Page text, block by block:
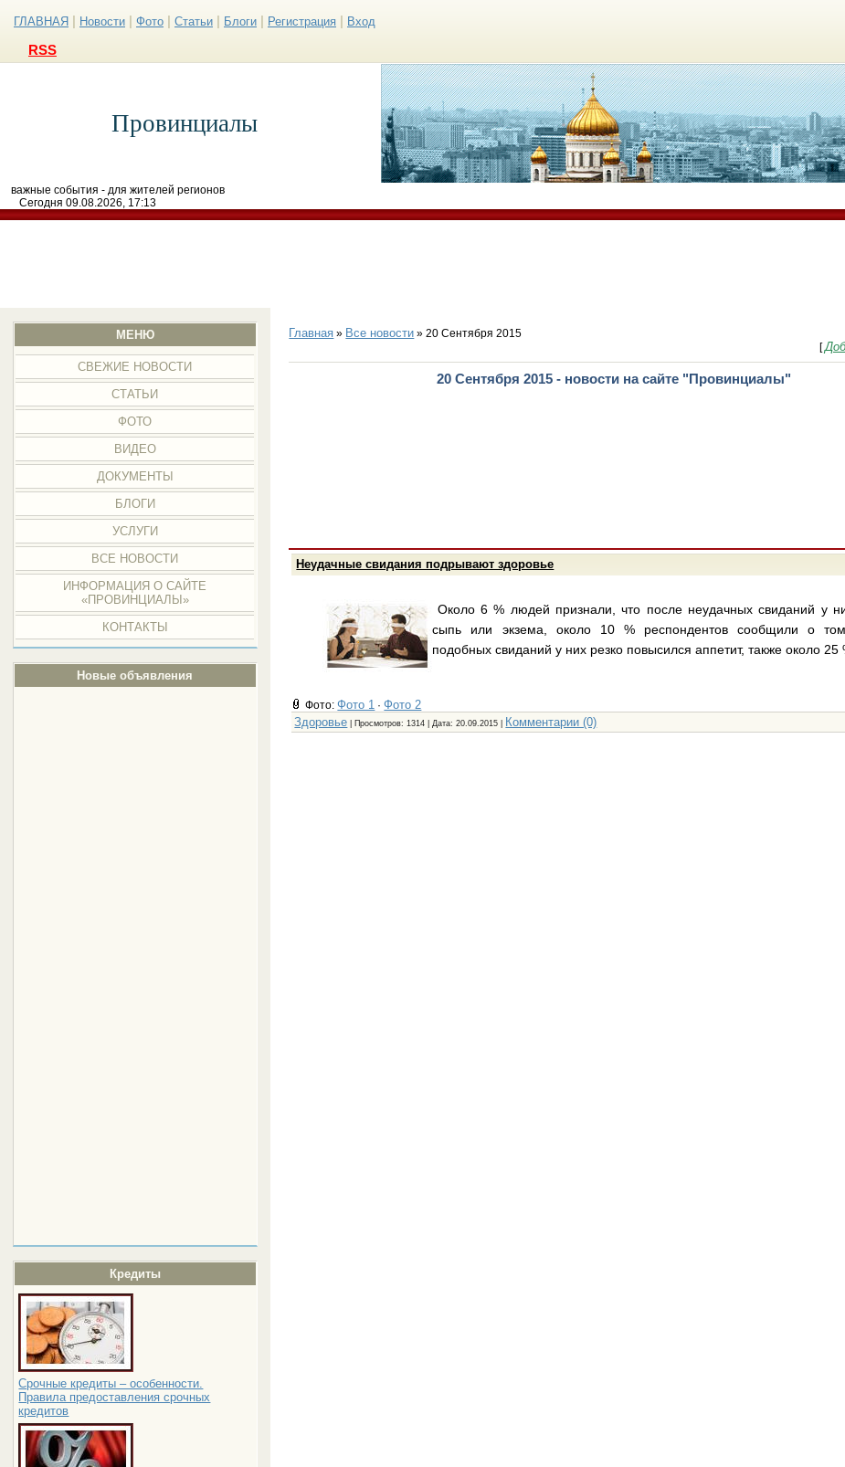
ГЛАВНАЯ Новости Фото Статьи Блоги Регистрация Вход
RSS
Провинциалы
важные события - для жителей регионов
Сегодня 09.08.2026, 17:13
МЕНЮ
СВЕЖИЕ НОВОСТИ
СТАТЬИ
ФОТО
ВИДЕО
ДОКУМЕНТЫ
БЛОГИ
УСЛУГИ
ВСЕ НОВОСТИ
ИНФОРМАЦИЯ О САЙТЕ
«ПРОВИНЦИАЛЫ»
КОНТАКТЫ
Новые объявления
Кредиты
Срочные кредиты – особенности.
Правила предоставления срочных
кредитов
Главная » Все новости » 20 Сентября 2015
[
20 Сентября 2015 - новости на сайте "Провинциалы"
Неудачные свидания подрывают здоровье
Около 6 % людей признали, что после неудачных свиданий у
сыпь или экзема, около 10 % респондентов сообщили о
подобных свиданий у них резко повысился аппетит, также около 25
Фото:Фото 1 ·Фото 2
Здоровье | Просмотров: 1314 | Дата:20.09.2015 Комментарии (0)